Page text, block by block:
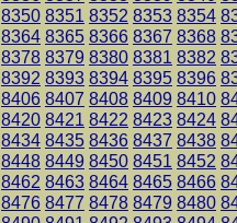
8350 8351 8352 8353 8354
8364 8365 8366 8367 8368
8378 8379 8380 8381 8382
8392 8393 8394 8395 8396
8406 8407 8408 8409 8410
8420 8421 8422 8423 8424
8434 8435 8436 8437 8438
8448 8449 8450 8451 8452
8462 8463 8464 8465 8466
8476 8477 8478 8479 8480